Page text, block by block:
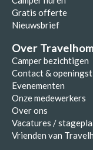
Gratis offerte
Nieuwsbrief
Over
Camper bezichtigen
Contact &
Evenementen
Onze medewerkers
Over ons
Vacatures /
Vrienden van